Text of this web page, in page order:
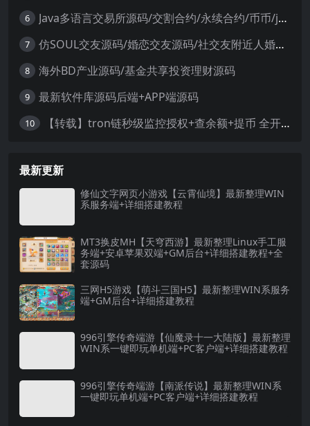
6 Java多语言交易所源码/交割合约/永续合约/币币/java服务端
7 仿SOUL交友源码/婚恋交友源码/社交友附近人婚恋约仿陌陌APP源码系统
8 海外BD产业源码/基金共享投资理财源码
9 最新软件库源码后端+APP端源码
10 【转载】tron链秒级监控授权+查余额+提币 全开源带视频教程文字教程
最新更新
修仙文字网页小游戏【云霄仙境】最新整理WIN
系服务端+详细搭建教程
MT3换皮MH【天穹西游】最新整理Linux手工服
务端+安卓苹果双端+GM后台+详细搭建教程+全
套源码
三网H5游戏【萌斗三国H5】最新整理WIN系服务
端+GM后台+详细搭建教程
996引擎传奇端游【仙魔录十一大陆版】最新整理
WIN系一键即玩单机端+PC客户端+详细搭建教程
996引擎传奇端游【南派传说】最新整理WIN系
一键即玩单机端+PC客户端+详细搭建教程